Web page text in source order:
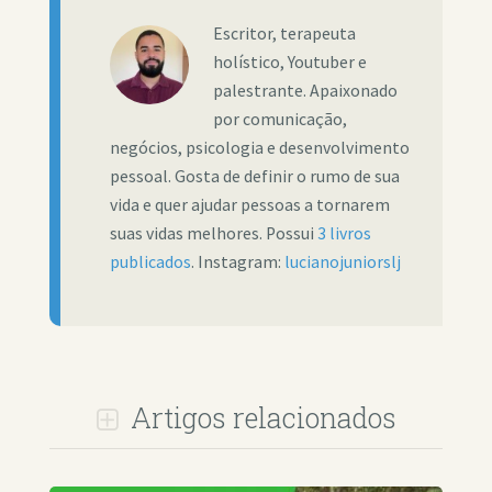
Escritor, terapeuta
holístico, Youtuber e
palestrante. Apaixonado
por comunicação,
negócios, psicologia e desenvolvimento
pessoal. Gosta de definir o rumo de sua
vida e quer ajudar pessoas a tornarem
suas vidas melhores. Possui 3 livros
publicados. Instagram: lucianojuniorslj
Artigos relacionados